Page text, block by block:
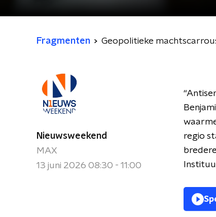
Fragmenten Geopolitieke
Nieuwsweekend
MAX
13 juni 2026 08:30 - 11:00
regio